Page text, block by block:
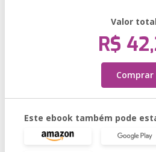
Valor
R$
Comprar
Este ebook também pode